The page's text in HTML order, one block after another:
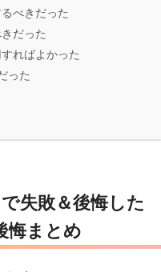
べきだった
だった
ればよかった
った
失敗＆後悔した
悔まとめ